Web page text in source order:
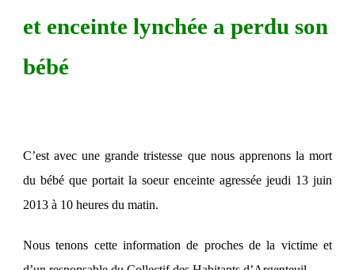
et enceinte lynchée a perdu son
bébé
C’est avec une grande tristesse que nous apprenons la mort
du bébé que portait la soeur enceinte agressée jeudi 13 juin
2013 à 10 heures du matin.
Nous tenons cette information de proches de la victime et